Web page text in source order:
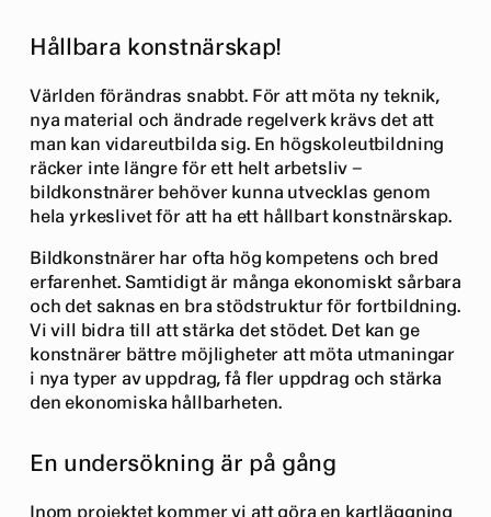
Hållbara konstnärskap!
Världen förändras snabbt. För att möta ny teknik,
nya material och ändrade regelverk krävs det att
man kan vidareutbilda sig. En högskoleutbildning
räcker inte längre för ett helt arbetsliv –
bildkonstnärer behöver kunna utvecklas genom
hela yrkeslivet för att ha ett hållbart konstnärskap.
Bildkonstnärer har ofta hög kompetens och bred
erfarenhet. Samtidigt är många ekonomiskt sårbara
och det saknas en bra stödstruktur för fortbildning.
Vi vill bidra till att stärka det stödet. Det kan ge
konstnärer bättre möjligheter att möta utmaningar
i nya typer av uppdrag, få fler uppdrag och stärka
den ekonomiska hållbarheten.
En undersökning är på gång